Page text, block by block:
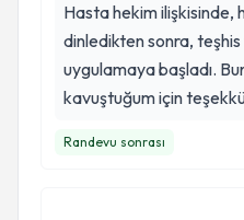
Hasta hekim ilişkisinde,
dinledikten sonra,
uygulamaya başladı.
kavuştuğum için
Randevu sonrası